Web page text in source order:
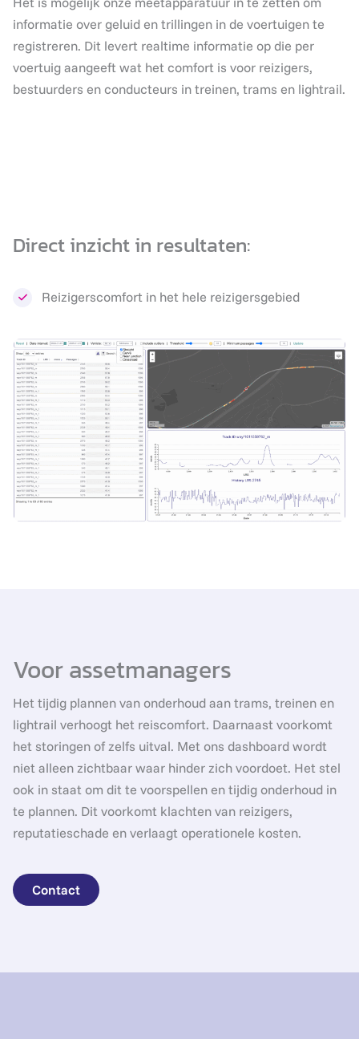
informatie over geluid en trillingen in de voertuigen te
registreren. Dit levert realtime informatie op die per
voertuig aangeeft wat het comfort is voor reizigers,
bestuurders en conducteurs in treinen, trams en lightrail.
Direct inzicht in resultaten:
Reizigerscomfort in het hele reizigersgebied
Voor assetmanagers
Het tijdig plannen van onderhoud aan trams, treinen en
lightrail verhoogt het reiscomfort. Daarnaast voorkomt
het storingen of zelfs uitval. Met ons dashboard wordt
niet alleen zichtbaar waar hinder zich voordoet. Het stel
ook in staat om dit te voorspellen en tijdig onderhoud in
te plannen. Dit voorkomt klachten van reizigers,
reputatieschade en verlaagt operationele kosten.
Contact